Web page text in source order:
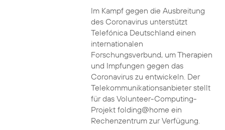
Im Kampf gegen die Ausbreitung
des Coronavirus unterstützt
Telefónica Deutschland einen
internationalen
Forschungsverbund, um Therapien
und Impfungen gegen das
Coronavirus zu entwickeln. Der
Telekommunikationsanbieter stellt
für das Volunteer-Computing-
Projekt folding@home ein
Rechenzentrum zur Verfügung.